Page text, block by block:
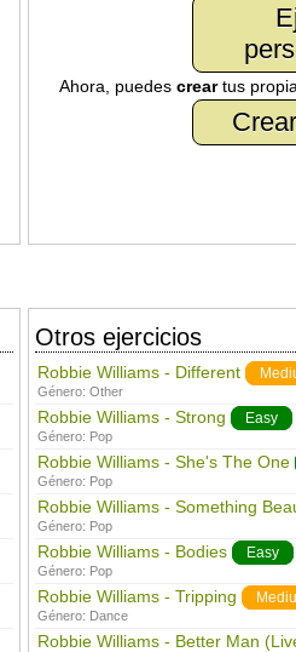
Ahora, puedes creartus
Otros ejercicios
Robbie Williams - Different
Género: Other
Robbie Williams - Strong Easy
Género: Pop
Robbie Williams - She's The One
Género: Pop
Robbie Williams - Something
Género: Pop
Robbie Williams - Bodies Easy
Género: Pop
Robbie Williams - Tripping
Género: Dance
Robbie Williams - Better Man